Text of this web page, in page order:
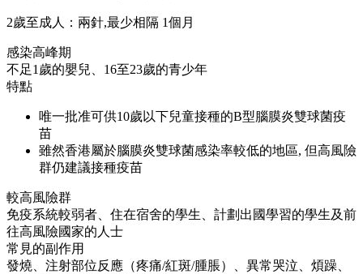
2歲至成人：兩針,最少相隔 1個月
感染高峰期
不足1歲的嬰兒、16至23歲的青少年
特點
唯一批准可供10歲以下兒童接種的B型腦膜炎雙球菌疫
苗
雖然香港屬於腦膜炎雙球菌感染率較低的地區, 但高風險
群仍建議接種疫苗
較高風險群
免疫系統較弱者、住在宿舍的學生、計劃出國學習的學生及前
往高風險國家的人士
常見的副作用
發燒、注射部位反應（疼痛/紅斑/腫脹）、異常哭泣、煩躁、